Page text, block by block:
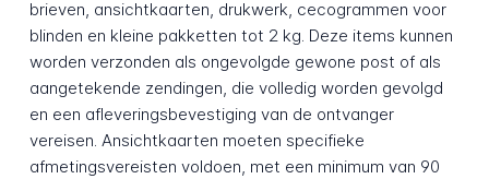
brieven, ansichtkaarten, drukwerk, cecogrammen voor
blinden en kleine pakketten tot 2 kg. Deze items kunnen
worden verzonden als ongevolgde gewone post of als
aangetekende zendingen, die volledig worden gevolgd
en een afleveringsbevestiging van de ontvanger
vereisen. Ansichtkaarten moeten specifieke
afmetingsvereisten voldoen, met een minimum van 90